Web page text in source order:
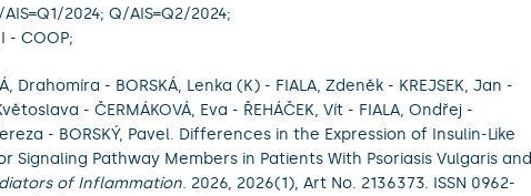
2024; Q/AIS=Q2/2024;
- COOP;
Drahomíra - BORSKÁ, Lenka (K) - FIALA, Zdeněk - KREJSEK, Jan -
- ČERMÁKOVÁ, Eva - ŘEHÁČEK, Vít - FIALA, Ondřej -
- BORSKÝ, Pavel. Differences in the Expression of Insulin-Like
Signaling Pathway Members in Patients With Psoriasis Vulgaris and
of Inflammation. 2026, 2026(1), Art No. 2136373. ISSN 0962-